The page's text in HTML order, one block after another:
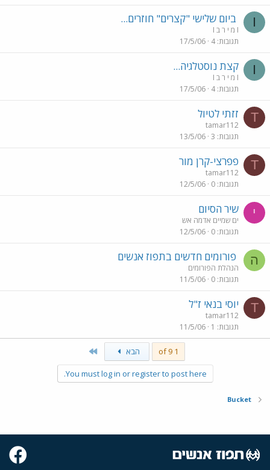
I ביום שלישי "קצרים" חוזרים...
I מ י ר ב I
תגובות 4
17/5/06
I קצת נוסטלגיה...
I מ י ר ב I
תגובות 4
17/5/06
T זזתי לטיול
tamar112
תגובות 3
13/5/06
T פפרצי-קרן מור
tamar112
תגובות 0
12/5/06
י שיר הסיום
ים שמיים אדמה אש
תגובות 0
12/5/06
ה פורומים חדשים בתפוז אנשים
הנהלת הפורומים
תגובות 0
11/5/06
T יוסי בנאי ז"ל
tamar112
תגובות 1
11/5/06
1 of 9 הבא
You must log in or register to post here.
Bucket